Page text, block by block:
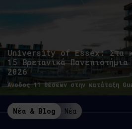
University of Essex: Στα
15 Βρετανικά
2026
Άνοδος 11 θέσεων στην κατάταξη
Νέα & Blog Νέα